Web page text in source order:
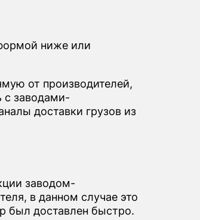
ниже или
от производителей,
с заводами-
доставки грузов из
заводом-
в данном случае это
был доставлен быстро.